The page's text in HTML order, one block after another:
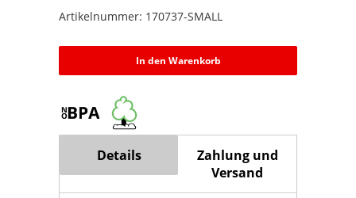
Artikelnummer: 170737-SMALL
In den Warenkorb
Details
Zahlung und
Versand